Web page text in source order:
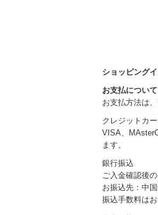
ショッピング
お支払について
お支払方法は
クレジットカ
VISA、
ます。
銀行振込
ご入金確認後
お振込先：中
振込手数料は